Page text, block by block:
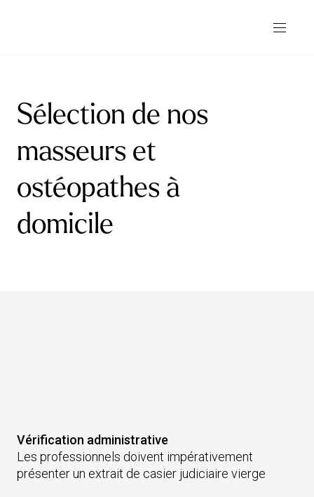
Sélection de nos
masseurs et
ostéopathes à
domicile
Vérification administrative
Les professionnels doivent impérativement
présenter un extrait de casier judiciaire vierge